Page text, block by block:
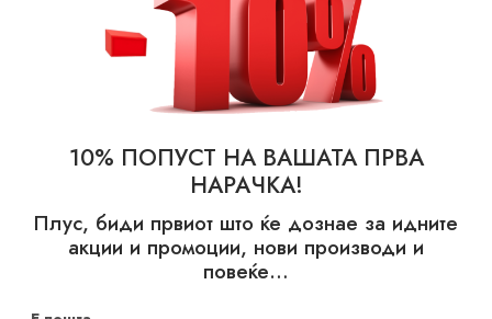
probotalife
10% ПОПУСТ НА ВАШАТА ПРВА
НАРАЧКА!
Плус, биди првиот што ќе дознае за идните
акции и промоции, нови производи и
повеќе…